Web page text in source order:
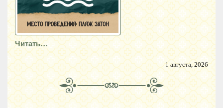
Читать…
1 августа, 2026